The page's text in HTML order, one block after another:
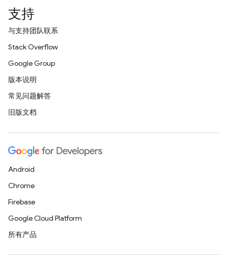
支持
与支持团队联系
Stack Overflow
Google Group
版本说明
常见问题解答
旧版文档
Android
Chrome
Firebase
Google Cloud Platform
所有产品